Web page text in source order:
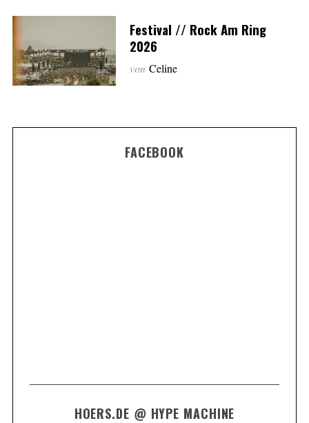
Festival // Rock Am Ring
2026
von Celine
FACEBOOK
HOERS.DE @ HYPE MACHINE